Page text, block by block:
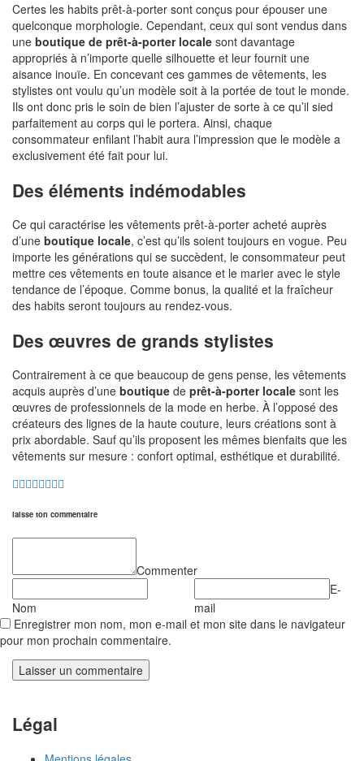
Certes les habits prêt-à-porter sont conçus pour épouser une
quelconque morphologie. Cependant, ceux qui sont vendus dans
une boutique de prêt-à-porter locale sont davantage
appropriés à n’importe quelle silhouette et leur fournit une
aisance inouïe. En concevant ces gammes de vêtements, les
stylistes ont voulu qu’un modèle soit à la portée de tout le monde.
Ils ont donc pris le soin de bien l’ajuster de sorte à ce qu’il sied
parfaitement au corps qui le portera. Ainsi, chaque
consommateur enfilant l’habit aura l’impression que le modèle a
exclusivement été fait pour lui.
Des éléments indémodables
Ce qui caractérise les vêtements prêt-à-porter acheté auprès
d’une boutique locale, c’est qu’ils soient toujours en vogue. Peu
importe les générations qui se succèdent, le consommateur peut
mettre ces vêtements en toute aisance et le marier avec le style
tendance de l’époque. Comme bonus, la qualité et la fraîcheur
des habits seront toujours au rendez-vous.
Des œuvres de grands stylistes
Contrairement à ce que beaucoup de gens pense, les vêtements
acquis auprès d’une boutique de prêt-à-porter locale sont les
œuvres de professionnels de la mode en herbe. À l’opposé des
créateurs des lignes de la haute couture, leurs créations sont à
prix abordable. Sauf qu’ils proposent les mêmes bienfaits que les
vêtements sur mesure : confort optimal, esthétique et durabilité.
laisse ton commentaire
Commenter
Nom
E-
mail
Enregistrer mon nom, mon e-mail et mon site dans le navigateur
pour mon prochain commentaire.
Légal